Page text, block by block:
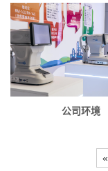
公司环境
«